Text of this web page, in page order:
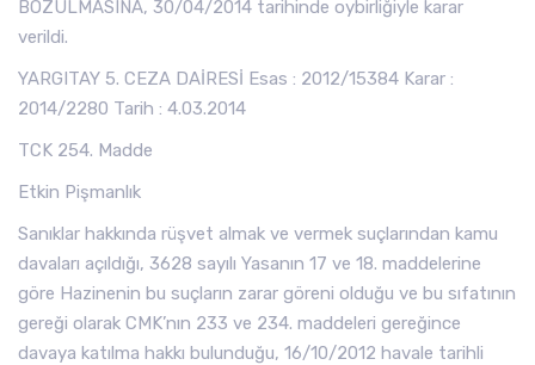
BOZULMASINA, 30/04/2014 tarihinde oybirliğiyle karar
verildi.
YARGITAY 5. CEZA DAİRESİ Esas : 2012/15384 Karar :
2014/2280 Tarih : 4.03.2014
TCK 254. Madde
Etkin Pişmanlık
Sanıklar hakkında rüşvet almak ve vermek suçlarından kamu
davaları açıldığı, 3628 sayılı Yasanın 17 ve 18. maddelerine
göre Hazinenin bu suçların zarar göreni olduğu ve bu sıfatının
gereği olarak CMK’nın 233 ve 234. maddeleri gereğince
davaya katılma hakkı bulunduğu, 16/10/2012 havale tarihli